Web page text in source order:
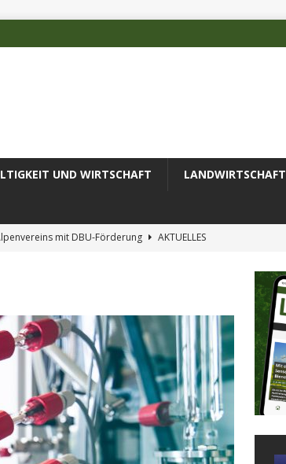
UND WIRTSCHAFT LANDWIRTSCHAFT
mit DBU-Förderung
AKTUELLES
Brände